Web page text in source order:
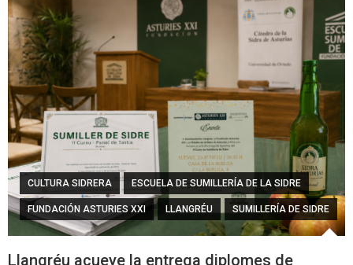
CULTURA SIDRERA ESCUELA DE SUMILLERÍA DE LA SIDRE
FUNDACIÓN ASTURIES XXI LLANGRÉU SUMILLERÍA DE SIDRE
Llangréu acueye la entrega diplomes de